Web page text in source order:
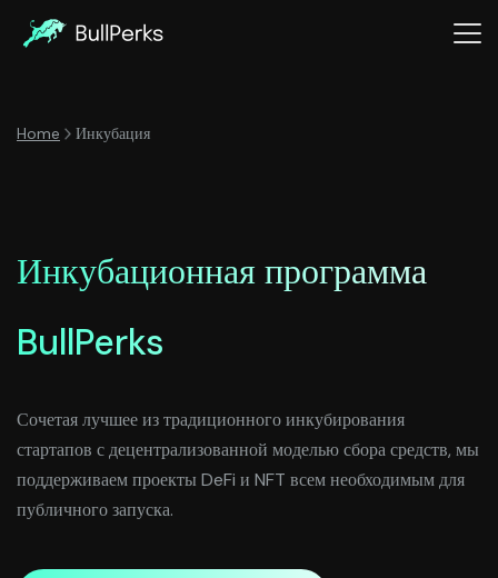
Home Инкубация
Инкубационная программа
BullPerks
Сочетая лучшее из традиционного инкубирования
стартапов с децентрализованной моделью сбора средств, мы
поддерживаем проекты DeFi и NFT всем необходимым для
публичного запуска.